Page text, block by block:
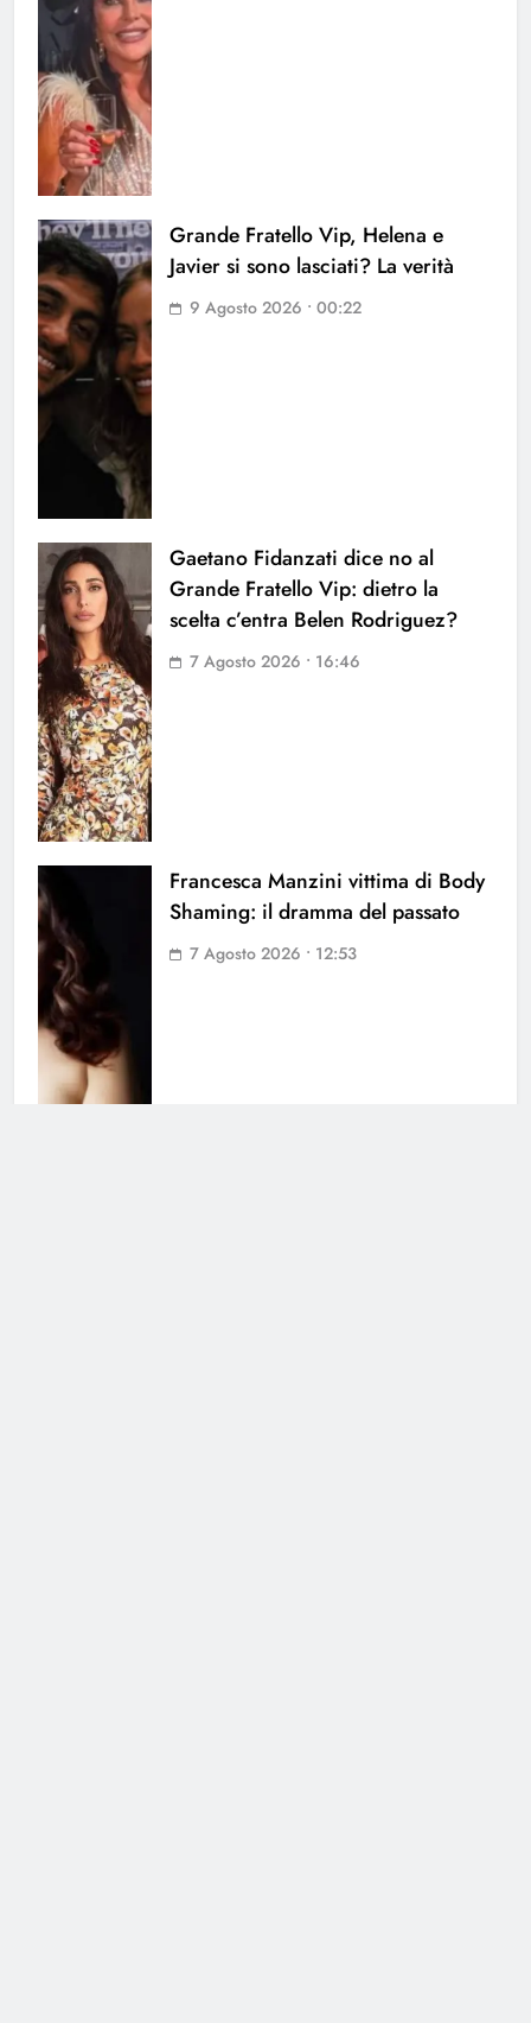
Grande Fratello Vip, Helena e
Javier si sono lasciati? La verità
9 Agosto 2026 • 00:22
Gaetano Fidanzati dice no al
Grande Fratello Vip: dietro la
scelta c’entra Belen Rodriguez?
7 Agosto 2026 • 16:46
Francesca Manzini vittima di Body
Shaming: il dramma del passato
7 Agosto 2026 • 12:53